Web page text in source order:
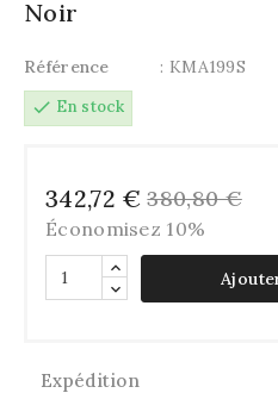
Noir
Référence
: KMA199S
check En stock
342,72 € 380,80 €
Économisez 10%
Expédition